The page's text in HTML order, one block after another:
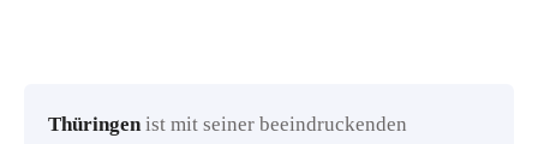
Thüringen ist mit seiner beeindruckenden